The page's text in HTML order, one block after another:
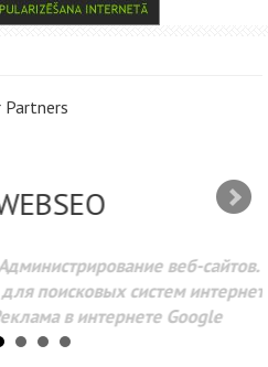
Partners
веб-сайтов.
поисковых систем интернета.
в интернете Google